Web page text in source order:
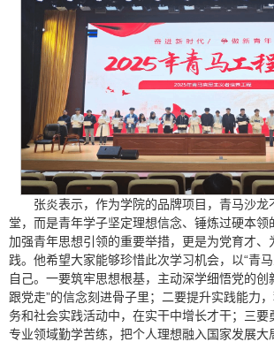
张炎表示，作为学院的品牌项目，青马沙龙
堂，而是青年学子坚定理想信念、锤炼过硬本领
加强青年思想引领的重要举措，更是为党育才、
践。他希望大家能够珍惜此次学习机会，以“青
自己。一要筑牢思想根基，主动深学细悟党的创
跟党走”的信念刻进骨子里；二要提升实践能力
务和社会实践活动中，在实干中增长才干；三要
专业领域勤学苦练，把个人理想融入国家发展大